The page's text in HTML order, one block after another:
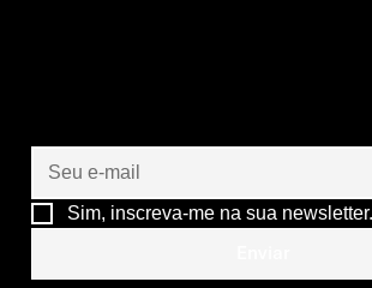
Sim, inscreva-me na sua newsletter.